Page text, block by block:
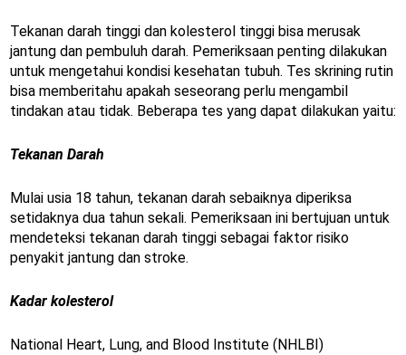
Tekanan darah tinggi dan kolesterol tinggi bisa merusak
jantung dan pembuluh darah. Pemeriksaan penting dilakukan
untuk mengetahui kondisi kesehatan tubuh. Tes skrining rutin
bisa memberitahu apakah seseorang perlu mengambil
tindakan atau tidak. Beberapa tes yang dapat dilakukan yaitu:
Tekanan Darah
Mulai usia 18 tahun, tekanan darah sebaiknya diperiksa
setidaknya dua tahun sekali. Pemeriksaan ini bertujuan untuk
mendeteksi tekanan darah tinggi sebagai faktor risiko
penyakit jantung dan stroke.
Kadar kolesterol
National Heart, Lung, and Blood Institute (NHLBI)